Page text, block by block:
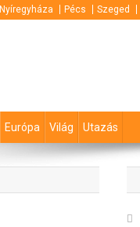
Nyíregyháza Pécs Szeged
Európa Világ Utazás